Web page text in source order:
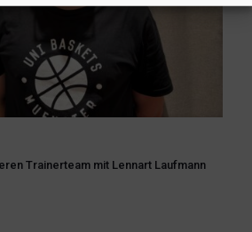
Trainerteam mit Lennart Laufmann